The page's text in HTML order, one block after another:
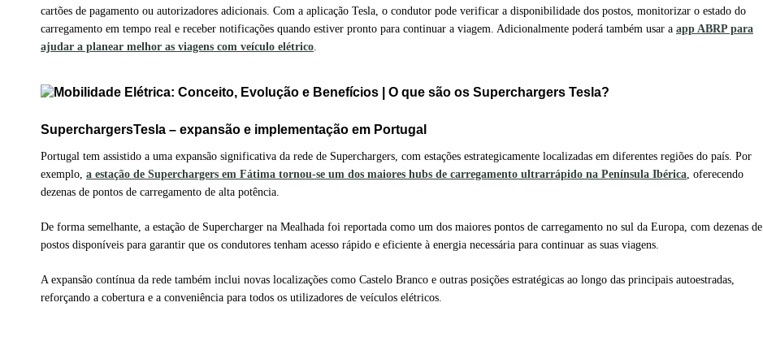
cartões de pagamento ou autorizadores adicionais. Com a aplicação Tesla, o condutor pode verificar a disponibilidade dos postos, monitorizar o estado do
carregamento em tempo real e receber notificações quando estiver pronto para continuar a viagem. Adicionalmente poderá também usar a app ABRP para
ajudar a planear melhor as viagens com veículo elétrico
SuperchargersTesla – expansão e implementação em Portugal
Portugal tem assistido a uma expansão significativa da rede de Superchargers, com estações estrategicamente localizadas em diferentes regiões do país. Por
exemplo, a estação de Superchargers em Fátima tornou-se um dos maiores hubs de carregamento ultrarrápido na Península Ibérica, oferecendo
dezenas de pontos de carregamento de alta potência.
De forma semelhante, a estação de Supercharger na Mealhada foi reportada como um dos maiores pontos de carregamento no sul da Europa, com dezenas de
postos disponíveis para garantir que os condutores tenham acesso rápido e eficiente à energia necessária para continuar as suas viagens.
A expansão contínua da rede também inclui novas localizações como Castelo Branco e outras posições estratégicas ao longo das principais autoestradas,
reforçando a cobertura e a conveniência para todos os utilizadores de veículos elétricos.